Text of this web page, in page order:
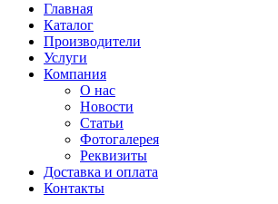
Главная
Каталог
Производители
Услуги
Компания
О нас
Новости
Статьи
Фотогалерея
Реквизиты
Доставка и оплата
Контакты